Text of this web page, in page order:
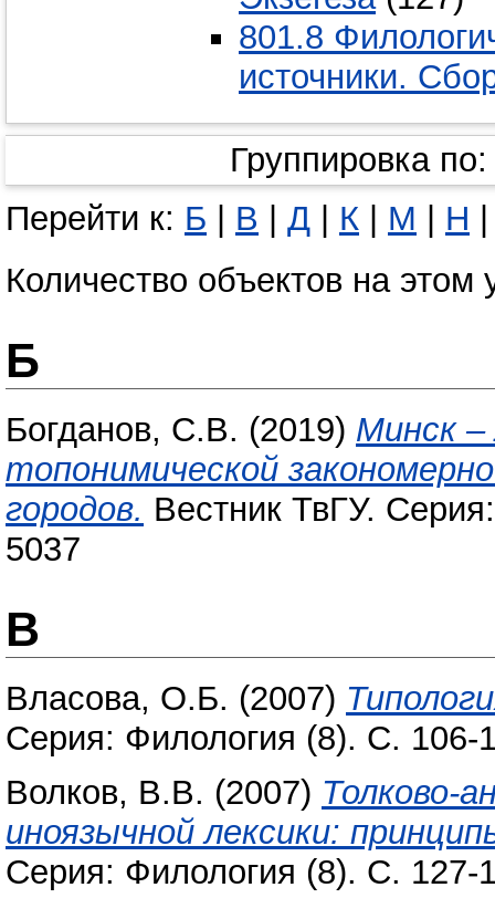
801.8
источники.
Группировка
Перейти к: Б | В | Д | К | М | Н
Количество объектов на этом
Б
Богданов, С.В. (2019) Минск –
топонимической
городов. Вестник ТвГУ.
5037
В
Власова, О.Б. (2007)
Серия: Филология (8). С. 106-
Волков, В.В. (2007) Толково-
иноязычной лексики:
Серия: Филология (8). С. 127-